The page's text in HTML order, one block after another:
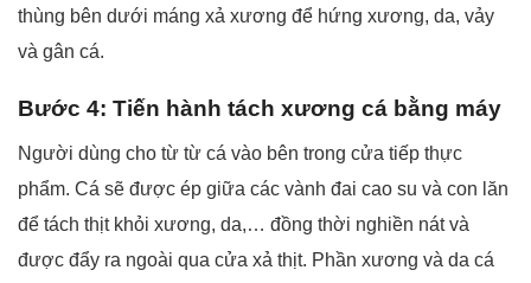
thùng bên dưới máng xả xương để hứng xương, da, vảy
và gân cá.
Bước 4: Tiến hành tách xương cá bằng máy
Người dùng cho từ từ cá vào bên trong cửa tiếp thực
phẩm. Cá sẽ được ép giữa các vành đai cao su và con lăn
để tách thịt khỏi xương, da,… đồng thời nghiền nát và
được đẩy ra ngoài qua cửa xả thịt. Phần xương và da cá